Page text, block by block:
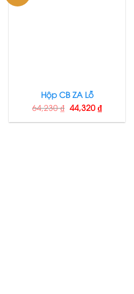
Hộp CB ZA Lỗ
64,230₫ 44,320 ₫